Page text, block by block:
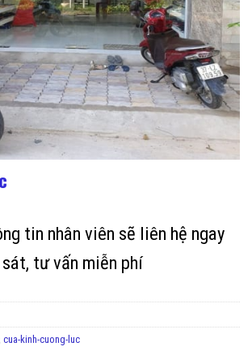
tin nhân viên sẽ liên hệ ngay
tư vấn miễn phí
cua-kinh-cuong-luc